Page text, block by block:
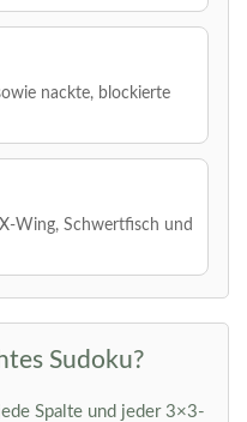
nackte, blockierte
Wing, Schwertfisch und
Sudoku?
Spalte und jeder 3×3-